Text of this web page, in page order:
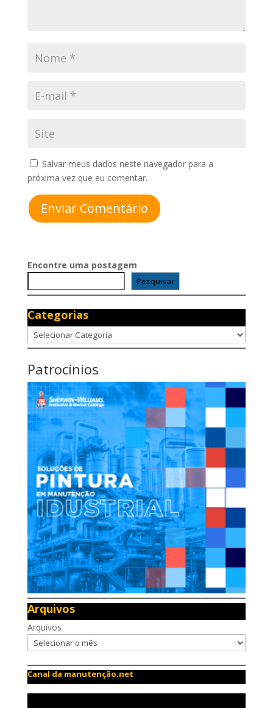
Salvar meus dados neste navegador para a
próxima vez que eu comentar.
Enviar Comentário
Encontre uma postagem
Pesquisar
Categorias
Categorias
Patrocínios
Arquivos
Arquivos
Canal da manutenção.net